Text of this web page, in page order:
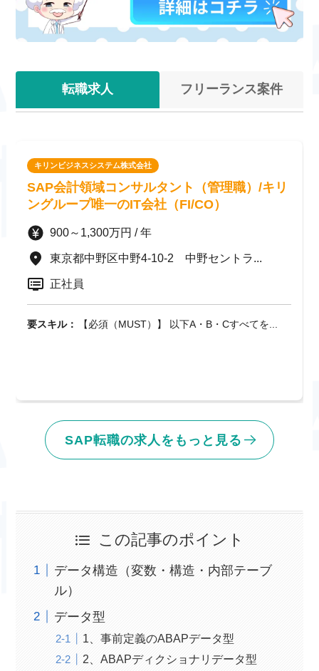
転職求人 フリーランス案件
キリンビジネスシステム株式会社
SAP会計領域コンサルタント（管理職）/キリ
ングループ唯一のIT会社（FI/CO）
900～1,300万円 / 年
東京都中野区中野4-10-2 中野セントラ...
正社員
要スキル： 【必須（MUST）】 以下A・B・Cすべてを...
SAP転職の求人をもっと見る
この記事のポイント
データ構造（変数・構造・内部テーブ
ル）
データ型
1、事前定義のABAPデータ型
2、ABAPディクショナリデータ型